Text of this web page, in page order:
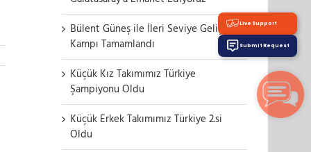
Bülent Güneş ile İleri Seviye Gelişim
Kampı Tamamlandı
Küçük Kız Takımımız Türkiye
Şampiyonu Oldu
Küçük Erkek Takımımız Türkiye 2.si
Oldu
Live Support
Submit Request